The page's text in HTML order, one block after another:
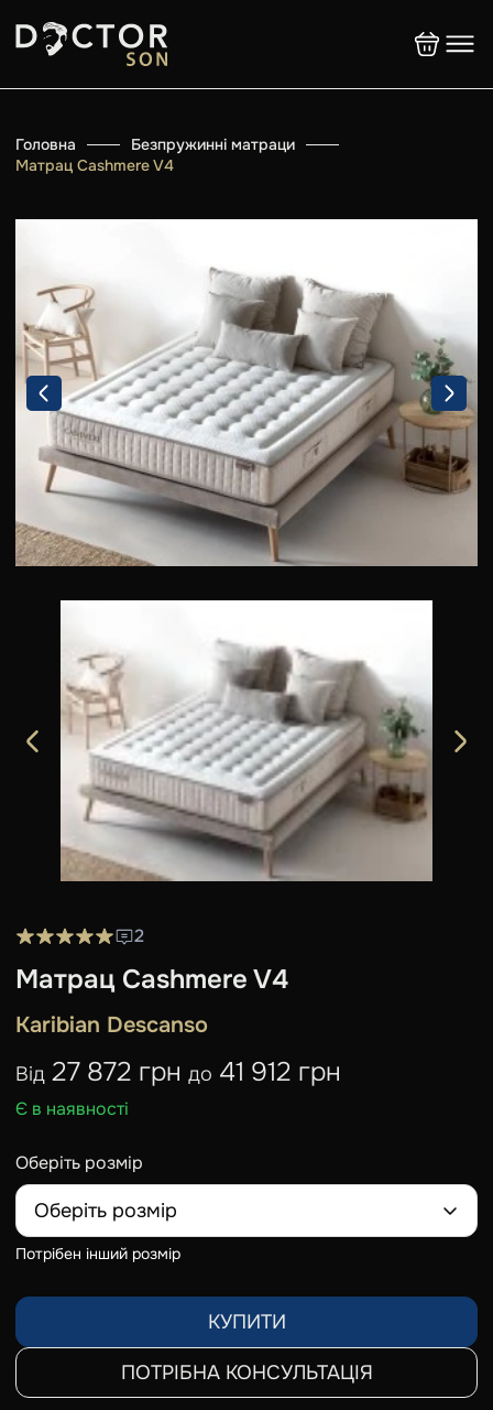
Головна
Безпружинні матраци
Матрац Cashmere V4
2
Матрац Cashmere V4
Karibian Descanso
Від 27 872 грн до 41 912 грн
Є в наявності
Оберіть розмір
Оберіть розмір
Потрібен інший розмір
КУПИТИ
ПОТРІБНА КОНСУЛЬТАЦІЯ